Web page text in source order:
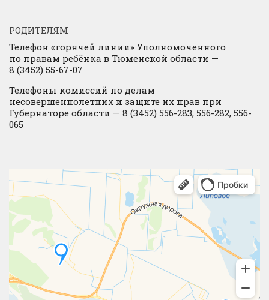
РОДИТЕЛЯМ
Телефон «горячей линии» Уполномоченного
по правам ребёнка в Тюменской области —
8 (3452) 55-67-07
Телефоны комиссий по делам
несовершеннолетних и защите их прав при
Губернаторе области — 8 (3452) 556-283, 556-282, 556-
065